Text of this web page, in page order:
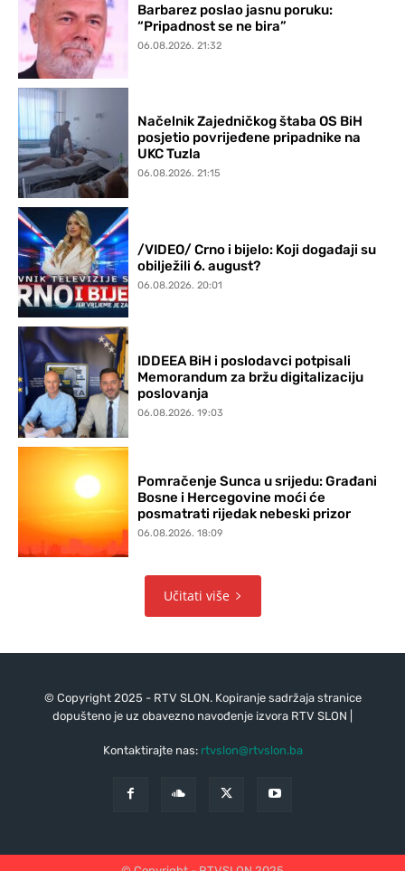
Barbarez poslao jasnu poruku:
“Pripadnost se ne bira”
06.08.2026. 21:32
Načelnik Zajedničkog štaba OS BiH
posjetio povrijeđene pripadnike na
UKC Tuzla
06.08.2026. 21:15
/VIDEO/ Crno i bijelo: Koji događaji su
obilježili 6. august?
06.08.2026. 20:01
IDDEEA BiH i poslodavci potpisali
Memorandum za bržu digitalizaciju
poslovanja
06.08.2026. 19:03
Pomračenje Sunca u srijedu: Građani
Bosne i Hercegovine moći će
posmatrati rijedak nebeski prizor
06.08.2026. 18:09
Učitati više
© Copyright 2025 - RTV SLON. Kopiranje sadržaja stranice
dopušteno je uz obavezno navođenje izvora RTV SLON |
Kontaktirajte nas: rtvslon@rtvslon.ba